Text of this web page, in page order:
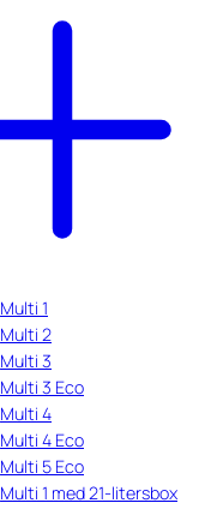
Multi 1
Multi 2
Multi 3
Multi 3 Eco
Multi 4
Multi 4 Eco
Multi 5 Eco
Multi 1 med 21-litersbox